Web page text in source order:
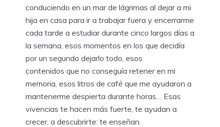
conduciendo en un mar de lágrimas al dejar a mi
hija en casa para ir a trabajar fuera y encerrarme
cada tarde a estudiar durante cinco largos días a
la semana, esos momentos en los que decidía
por un segundo dejarlo todo, esos
contenidos que no conseguía retener en mi
memoria, esos litros de café que me ayudaron a
mantenerme despierta durante horas… Esas
vivencias te hacen más fuerte, te ayudan a
crecer, a descubrirte: te enseñan.